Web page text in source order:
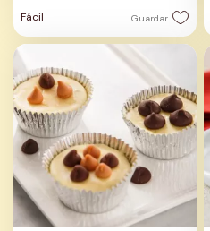
Fácil Guardar